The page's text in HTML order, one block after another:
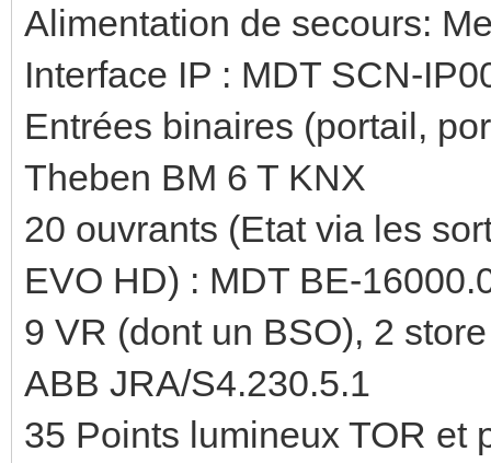
Alimentation de secours:
Interface IP : MDT SCN-
Entrées binaires (portail,
Theben BM 6 T KNX
20 ouvrants (Etat via les
EVO HD) : MDT BE-
9 VR (dont un BSO), 2
ABB JRA/S4.230.5.1
35 Points lumineux TOR et